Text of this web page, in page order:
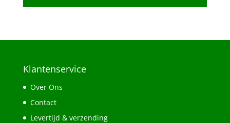
Klantenservice
Over Ons
Contact
Levertijd & verzending